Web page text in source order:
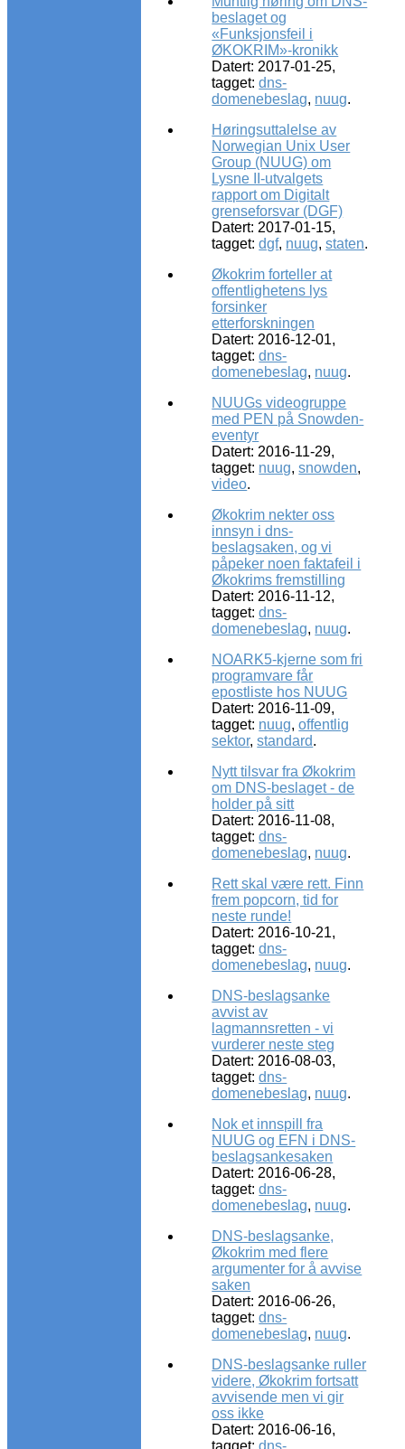
beslaget og
«Funksjonsfeil i
ØKOKRIM»-kronikk
Datert: 2017-01-25,
tagget:dns-
domenebeslag, nuug.
Høringsuttalelse av
Norwegian Unix User
Group (NUUG) om
Lysne II-utvalgets
rapport om Digitalt
grenseforsvar (DGF)
Datert: 2017-01-15,
tagget:dgf, nuug,staten.
Økokrim forteller at
offentlighetens lys
forsinker
etterforskningen
Datert: 2016-12-01,
tagget:dns-
domenebeslag, nuug.
NUUGs videogruppe
med PEN på Snowden-
eventyr
Datert: 2016-11-29,
tagget: nuug,snowden,
video.
Økokrim nekter oss
innsyn i dns-
beslagsaken, og vi
påpeker noen faktafeil i
Økokrims fremstilling
Datert: 2016-11-12,
tagget:dns-
domenebeslag, nuug.
NOARK5-kjerne som fri
programvare får
epostliste hos NUUG
Datert: 2016-11-09,
tagget: nuug,offentlig
sektor,standard.
Nytt tilsvar fra Økokrim
om DNS-beslaget - de
holder på sitt
Datert: 2016-11-08,
tagget:dns-
domenebeslag, nuug.
Rett skal være rett. Finn
frem popcorn, tid for
neste runde!
Datert: 2016-10-21,
tagget:dns-
domenebeslag, nuug.
DNS-beslagsanke
avvist av
lagmannsretten - vi
vurderer neste steg
Datert: 2016-08-03,
tagget:dns-
domenebeslag, nuug.
Nok et innspill fra
NUUG og EFN i DNS-
beslagsankesaken
Datert: 2016-06-28,
tagget:dns-
domenebeslag, nuug.
DNS-beslagsanke,
Økokrim med flere
argumenter for å avvise
saken
Datert: 2016-06-26,
tagget:dns-
domenebeslag, nuug.
DNS-beslagsanke ruller
videre, Økokrim fortsatt
avvisende men vi gir
oss ikke
Datert: 2016-06-16,